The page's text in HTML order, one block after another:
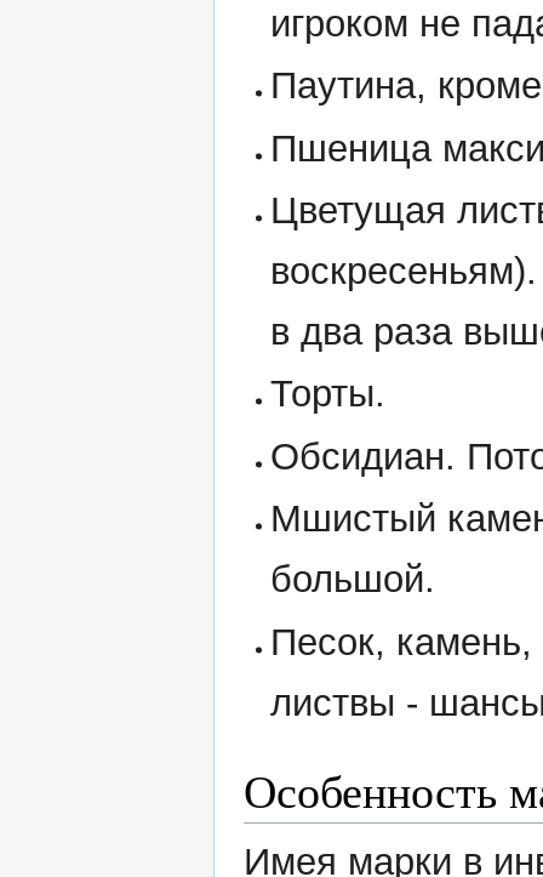
игроком не
Паутина,
Пшеница
Цветущая
в два раза
Торты.
Обсидиан.
Мшистый
большой.
Песок,
листвы -
Особенность
Имея марки в